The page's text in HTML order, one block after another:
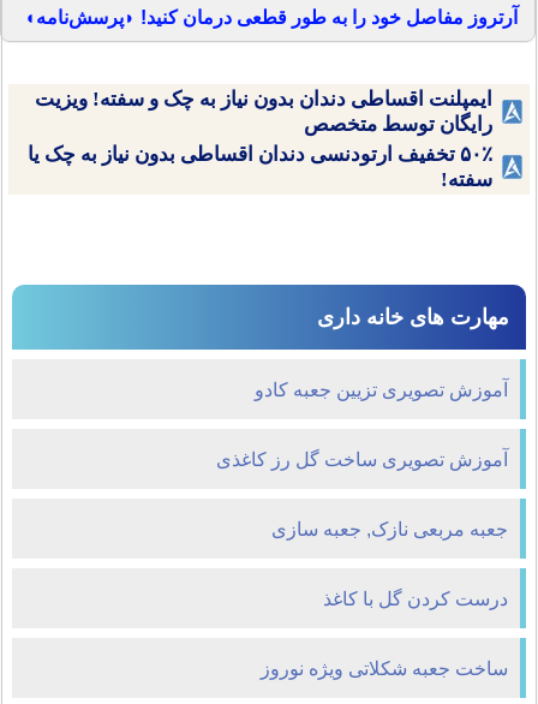
آرتروز مفاصل خود را به طور قطعی درمان کنید! ◗پرسش‌نامه◖
ایمپلنت اقساطی دندان بدون نیاز به چک و سفته! ویزیت
رایگان توسط متخصص
۵۰٪ تخفیف ارتودنسی دندان اقساطی بدون نیاز به چک یا
سفته!
مهارت های خانه داری
آموزش تصویری تزیین جعبه کادو
آموزش تصویری ساخت گل رز کاغذی
جعبه مربعی نازک, جعبه سازی
درست کردن گل با کاغذ
ساخت جعبه شکلاتی ویژه نوروز